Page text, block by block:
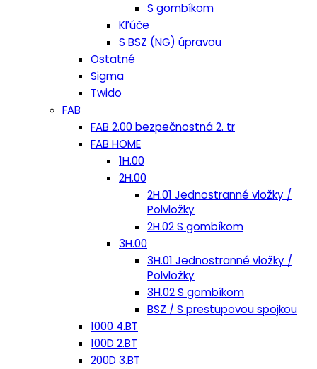
S gombíkom
Kľúče
S BSZ (NG) úpravou
Ostatné
Sigma
Twido
FAB
FAB 2.00 bezpečnostná 2. tr
FAB HOME
1H.00
2H.00
2H.01 Jednostranné vložky /
Polvložky
2H.02 S gombíkom
3H.00
3H.01 Jednostranné vložky /
Polvložky
3H.02 S gombíkom
BSZ / S prestupovou spojkou
1000 4.BT
100D 2.BT
200D 3.BT